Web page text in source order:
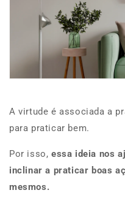
A virtude é associada a
para praticar bem.
Por isso, essa ideia nos
inclinar a praticar boas
mesmos.